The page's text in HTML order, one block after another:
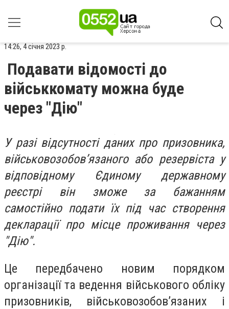
14:26, 4 січня 2023 р.
Подавати відомості до
військкомату можна буде
через "Дію"
У разі відсутності даних про призовника,
військовозобов’язаного або резервіста у
відповідному Єдиному державному
реєстрі він зможе за бажанням
самостійно подати їх під час створення
декларації про місце проживання через
"Дію".
Це передбачено новим порядком
організації та ведення військового обліку
призовників, військовозобов’язаних і